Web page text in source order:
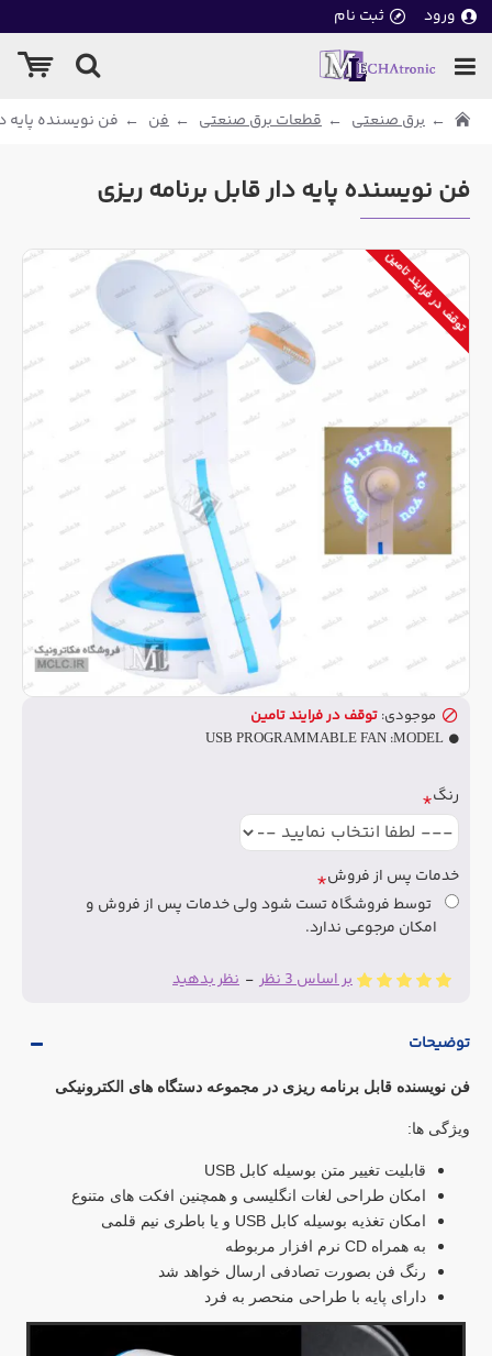
ورود ثبت نام
برق صنعتی قطعات برق صنعتی فن فن نویسنده پایه
فن نویسنده پایه دار قابل برنامه ریزی
توقف در فرایند تامین
بر اساس 3 نظر - نظر بدهید
موجودی: توقف در فرایند تامین
MODEL:
USB PROGRAMMABLE FAN
رنگ
خدمات پس از فروش
توسط فروشگاه تست شود ولی خدمات پس از فروش و
امکان مرجوعی ندارد.
توضیحات
فن نویسنده قابل برنامه ریزی در مجموعه دستگاه های الکترونیکی
ویژگی ها:
قابلیت تغییر متن بوسیله کابل USB
امکان طراحی لغات انگلیسی و همچنین افکت های متنوع
امکان تغذیه بوسیله کابل USB و یا باطری نیم قلمی
به همراه CD نرم افزار مربوطه
رنگ فن بصورت تصادفی ارسال خواهد شد
دارای پایه با طراحی منحصر به فرد